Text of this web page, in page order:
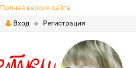
Полная версия сайта
Вход
Регистрация